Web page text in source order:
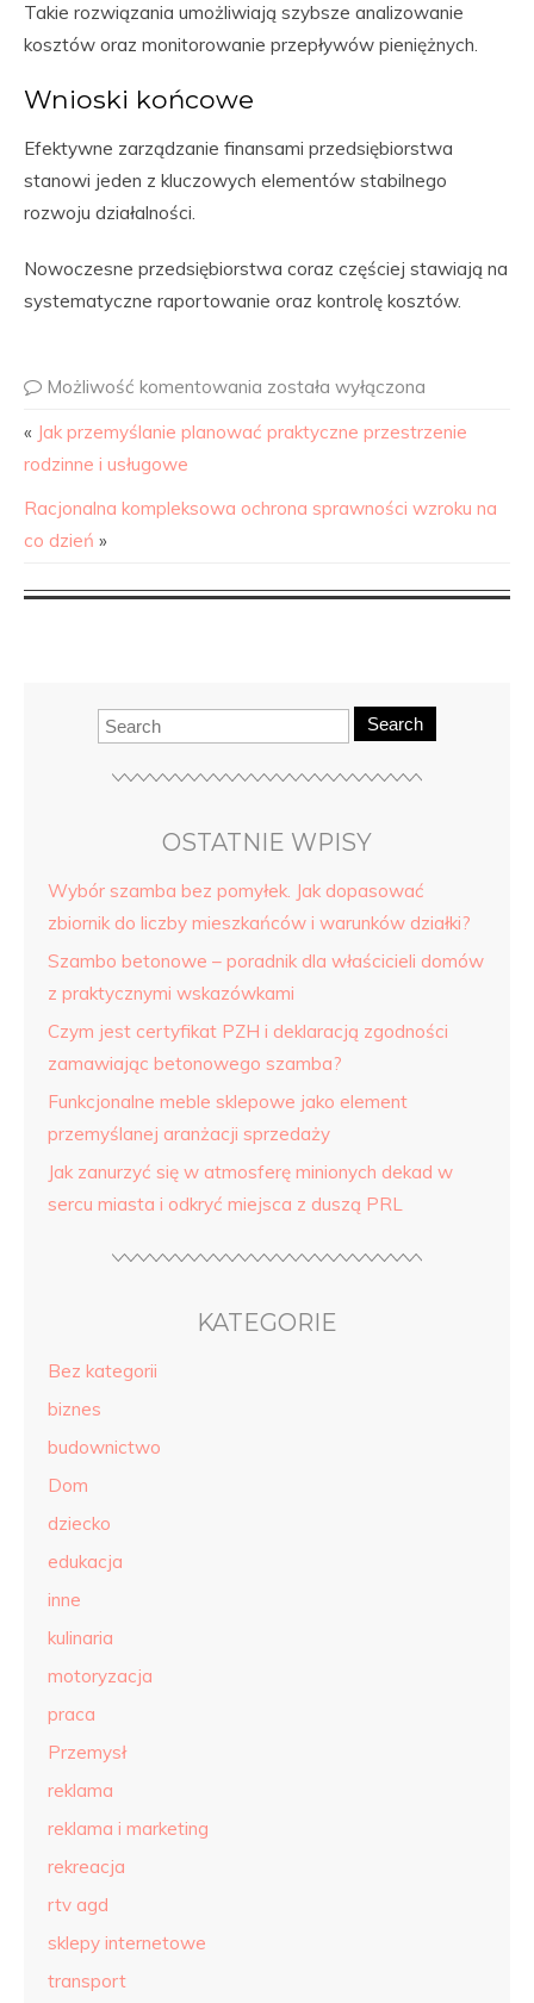
Takie rozwiązania umożliwiają szybsze analizowanie
kosztów oraz monitorowanie przepływów pieniężnych.
Wnioski końcowe
Efektywne zarządzanie finansami przedsiębiorstwa
stanowi jeden z kluczowych elementów stabilnego
rozwoju działalności.
Nowoczesne przedsiębiorstwa coraz częściej stawiają na
systematyczne raportowanie oraz kontrolę kosztów.
Możliwość komentowania została wyłączona
« Jak przemyślanie planować praktyczne przestrzenie
rodzinne i usługowe
Racjonalna kompleksowa ochrona sprawności wzroku na
co dzień »
Search
OSTATNIE WPISY
Wybór szamba bez pomyłek. Jak dopasować
zbiornik do liczby mieszkańców i warunków działki?
Szambo betonowe – poradnik dla właścicieli domów
z praktycznymi wskazówkami
Czym jest certyfikat PZH i deklaracją zgodności
zamawiając betonowego szamba?
Funkcjonalne meble sklepowe jako element
przemyślanej aranżacji sprzedaży
Jak zanurzyć się w atmosferę minionych dekad w
sercu miasta i odkryć miejsca z duszą PRL
KATEGORIE
Bez kategorii
biznes
budownictwo
Dom
dziecko
edukacja
inne
kulinaria
motoryzacja
praca
Przemysł
reklama
reklama i marketing
rekreacja
rtv agd
sklepy internetowe
transport